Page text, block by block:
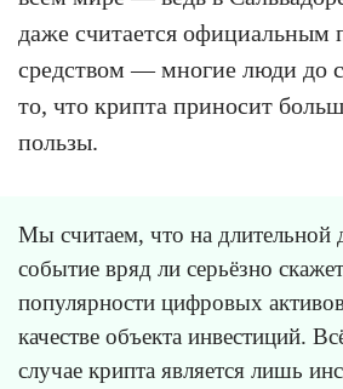
даже считается официальным
средством — многие люди до
то, что крипта приносит
пользы.
Мы считаем, что на длительной
событие вряд ли серьёзно
популярности цифровых
качестве объекта инвестиций.
случае крипта является лишь